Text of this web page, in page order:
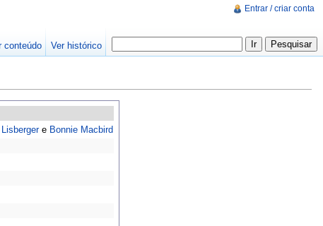
e Bonnie Macbird
Entrar / criar conta
conteúdo Ver histórico